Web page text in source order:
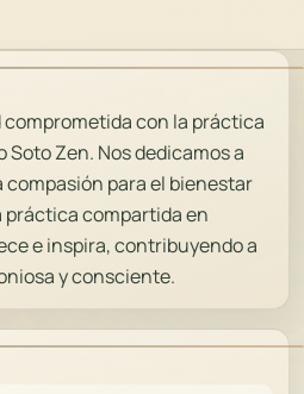
con la práctica
Soto Zen. Nos dedicamos a
para el bienestar
práctica compartida en
e inspira, contribuyendo a
y consciente.